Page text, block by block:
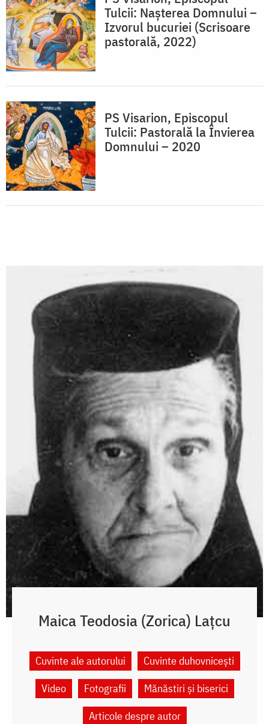
Tulcii: Nașterea Domnului –
Izvorul bucuriei (Scrisoare
pastorală, 2022)
PS Visarion, Episcopul
Tulcii: Pastorală la Învierea
Domnului – 2020
Maica Teodosia (Zorica) Lațcu
Cuvinte ale autorului
Cuvinte duhovnicești
Video
Fotografii
Mănăstiri și biserici
Articole despre autor